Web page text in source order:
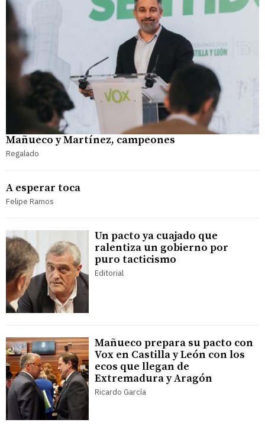
Mañueco y Martínez, campeones
Regalado
A esperar toca
Felipe Ramos
Un pacto ya cuajado que
ralentiza un gobierno por
puro tacticismo
Editorial
Mañueco prepara su pacto con
Vox en Castilla y León con los
ecos que llegan de
Extremadura y Aragón
Ricardo García